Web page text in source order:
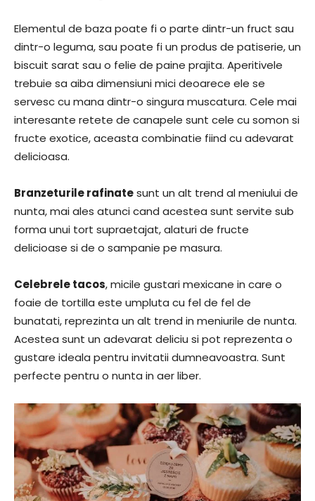
Elementul de baza poate fi o parte dintr-un fruct sau
dintr-o leguma, sau poate fi un produs de patiserie, un
biscuit sarat sau o felie de paine prajita. Aperitivele
trebuie sa aiba dimensiuni mici deoarece ele se
servesc cu mana dintr-o singura muscatura. Cele mai
interesante retete de canapele sunt cele cu somon si
fructe exotice, aceasta combinatie fiind cu adevarat
delicioasa.
Branzeturile rafinatesunt un alt trend al meniului de
nunta, mai ales atunci cand acestea sunt servite sub
forma unui tort supraetajat, alaturi de fructe
delicioase si de o sampanie pe masura.
Celebrele tacos, micile gustari mexicane in care o
foaie de tortilla este umpluta cu fel de fel de
bunatati, reprezinta un alt trend in meniurile de nunta.
Acestea sunt un adevarat deliciu si pot reprezenta o
gustare ideala pentru invitatii dumneavoastra. Sunt
perfecte pentru o nunta in aer liber.